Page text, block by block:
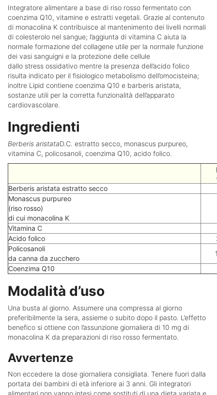
Integratore alimentare a base di riso rosso fermentato con
coenzima Q10, vitamine e estratti vegetali. Grazie al contenuto
di monacolina K contribuisce al mantenimento dei livelli normali
di colesterolo nel sangue; l’aggiunta di vitamina C aiuta la
normale formazione del collagene utile per la normale funzione
dei vasi sanguigni e la protezione delle cellule
dallo stress ossidativo mentre la presenza dell’acido folico
risulta indicato per il fisiologico metabolismo dell’omocisteina;
inoltre Lipid contiene coenzima Q10 e barberis aristata,
sostanze utili per la corretta funzionalità dell’apparato
cardiovascolare.
Ingredienti
Berberis aristataD.C. estratto secco, monascus purpureo,
vitamina C, policosanoli, coenzima Q10, acido folico.
Berberis aristata estratto secco
Monascus purpureo
(riso rosso)
di cui monacolina K
Vitamina C
Acido folico
Policosanoli
da canna da zucchero
Coenzima Q10
Modalità d’uso
Una busta al giorno. Assumere una compressa al giorno
preferibilmente la sera, assieme o subito dopo il pasto. L’effetto
benefico si ottiene con l’assunzione giornaliera di 10 mg di
monacolina K da preparazioni di riso rosso fermentato.
Avvertenze
Non eccedere la dose giornaliera consigliata. Tenere fuori dalla
portata dei bambini di età inferiore ai 3 anni. Gli integratori